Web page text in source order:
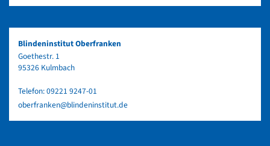
Blindeninstitut Oberfranken
Goethestr. 1
95326 Kulmbach
Telefon:09221 9247-01
oberfranken@blindeninstitut.de